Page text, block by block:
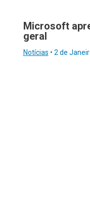
Microsoft
geral
Notícias • 2 de